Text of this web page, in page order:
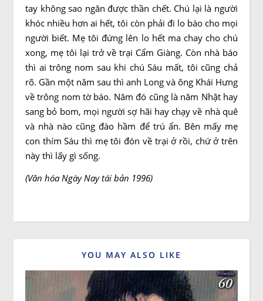
tay không sao ngăn được thần chết. Chú lại là người
khóc nhiều hơn ai hết, tôi còn phải đi lo báo cho mọi
người biết. Mẹ tôi đứng lên lo hết ma chay cho chú
xong, mẹ tôi lại trở về trại Cẩm Giàng. Còn nhà báo
thì ai trông nom sau khi chú Sáu mất, tôi cũng chả
rõ. Gần một năm sau thì anh Long và ông Khái Hưng
về trông nom tờ báo. Năm đó cũng là năm Nhật hay
sang bỏ bom, mọi người sợ hãi hay chạy về nhà quê
và nhà nào cũng đào hầm để trú ẩn. Bên mấy mẹ
con thím Sáu thì mẹ tôi đón về trại ở rồi, chứ ở trên
này thì lấy gì sống.
(Văn hóa Ngày Nay tái bản 1996)
YOU MAY ALSO LIKE